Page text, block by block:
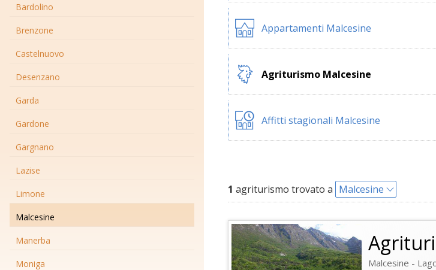
Bardolino
Brenzone
Castelnuovo
Desenzano
Garda
Gardone
Gargnano
Lazise
Limone
Malcesine
Manerba
Moniga
Appartamenti Malcesine
Agriturismo Malcesine
Affitti stagionali Malcesine
1 agriturismo trovato a Malcesine
Malcesine -